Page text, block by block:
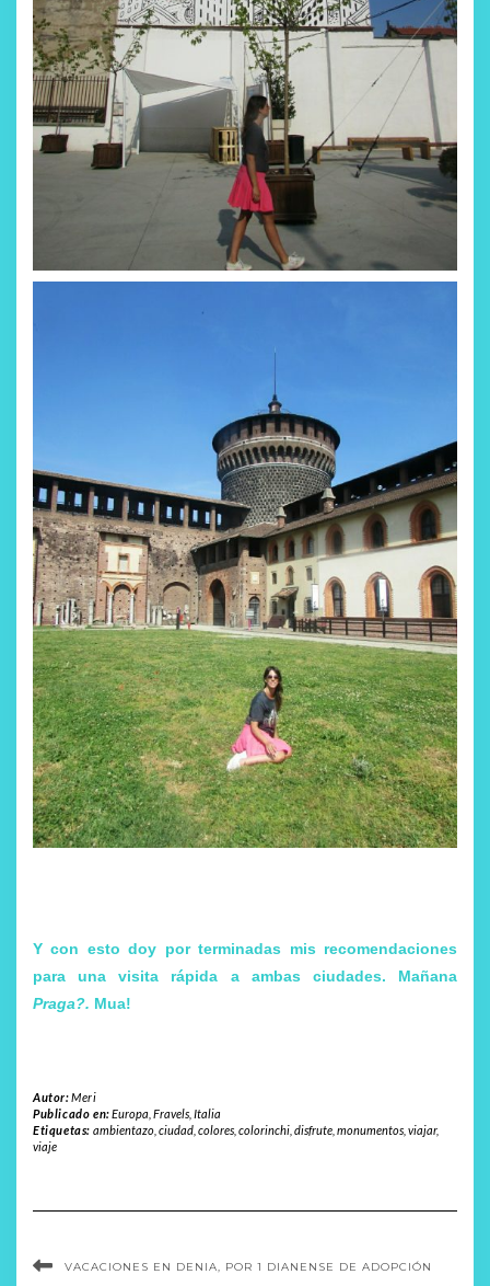
Y con esto doy por terminadas mis recomendaciones
para una visita rápida a ambas ciudades. Mañana
Praga?. Mua!
Autor:Meri
Publicado en:Europa ,Fravels ,Italia
Etiquetas: ambientazo, ciudad, colores, colorinchi, disfrute, monumentos, viajar,
viaje
VACACIONES EN DENIA, POR 1 DIANENSE DE ADOPCIÓN